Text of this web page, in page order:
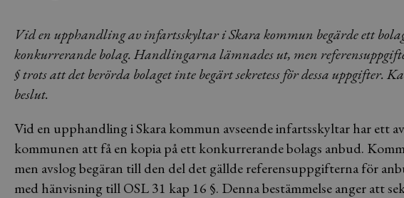
Vid en upphandling av infartsskyltar i Skara kommun begärde ett
konkurrerande bolag. Handlingarna lämnades ut, men
§ trots att det berörda bolaget inte begärt sekretess för dessa
beslut.
Vid en upphandling i Skara kommun avseende infartsskyltar har ett
kommunen att få en kopia på ett konkurrerande bolags anbud.
men avslog begäran till den del det gällde referensuppgifterna för
med hänvisning till OSL 31 kap 16 §. Denna bestämmelse anger att